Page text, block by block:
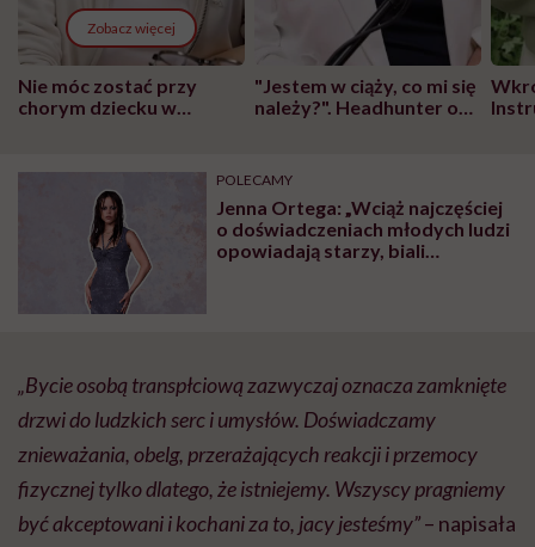
Zobacz więcej
Nie móc zostać przy
chorym dziecku w
może chyba tylko
głupota i brak
wyobraźni"
"Jestem w ciąży, co mi się
należy?". Headhunter o
pracy
POLECAMY
Jenna Ortega: „Wciąż najczęściej
o doświadczeniach młodych ludzi
opowiadają starzy, biali
„Bycie osobą transpłciową zazwyczaj oznacza zamknięte
drzwi do ludzkich serc i umysłów. Doświadczamy
znieważania, obelg, przerażających reakcji i przemocy
fizycznej tylko dlatego, że istniejemy. Wszyscy pragniemy
być akceptowani i kochani za to, jacy jesteśmy”– napisała